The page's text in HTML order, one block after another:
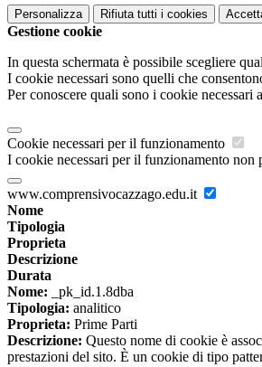
Personalizza Rifiuta tutti i cookies
Gestione cookie
In questa schermata è possibile scegliere
I cookie necessari sono quelli che
Per conoscere quali sono i cookie necessari
Cookie necessari per il funzionamento
I cookie necessari per il funzionamento non
www.comprensivocazzago.edu.it
Nome
Tipologia
Proprieta
Descrizione
Durata
Nome: _pk_id.1.8dba
Tipologia: analitico
Proprieta: Prime Parti
Descrizione: Questo nome di cookie è
prestazioni del sito. È un cookie di tipo